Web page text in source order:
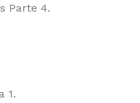
Parte 4.
1.